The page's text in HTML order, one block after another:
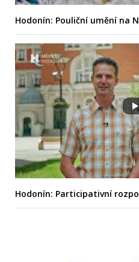
Hodonín: Pouliční umění na
Hodonín: Participativní